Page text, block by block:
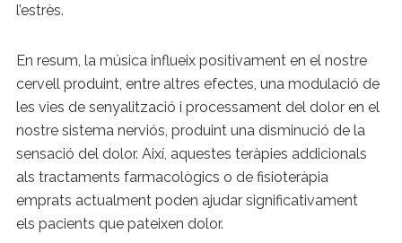
l’estrès.
En resum, la música influeix positivament en el nostre
cervell produint, entre altres efectes, una modulació de
les vies de senyalització i processament del dolor en el
nostre sistema nerviós, produint una disminució de la
sensació del dolor. Així, aquestes teràpies addicionals
als tractaments farmacològics o de fisioteràpia
emprats actualment poden ajudar significativament
els pacients que pateixen dolor.